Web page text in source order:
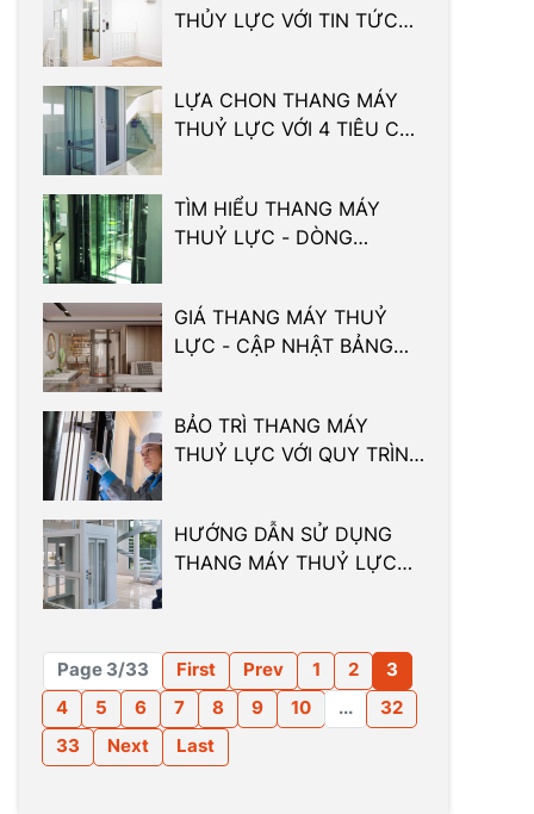
THỦY LỰC VỚI TIN TỨC
LỰA CHON THANG MÁY
THUỶ LỰC VỚI 4 TIÊU CHÍ
TÌM HIỂU THANG MÁY
THUỶ LỰC - DÒNG
GIÁ THANG MÁY THUỶ
LỰC - CẬP NHẬT BẢNG
BẢO TRÌ THANG MÁY
THUỶ LỰC VỚI QUY TRÌNH
HƯỚNG DẪN SỬ DỤNG
THANG MÁY THUỶ LỰC
Page 3/33 First Prev 1 2
3
4
5 6 7 8 9 10 ...
32
33
Next Last